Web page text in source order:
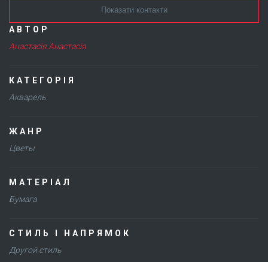
Показати контакти
АВТОР
Анастасія Анастасія
КАТЕГОРІЯ
Акварель
ЖАНР
Цветы
МАТЕРІАЛ
Бумага
СТИЛЬ І НАПРЯМОК
Другой стиль